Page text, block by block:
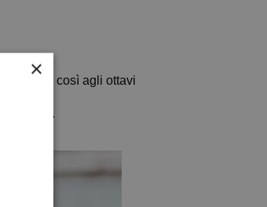
accede così agli ottavi
mondo.
×